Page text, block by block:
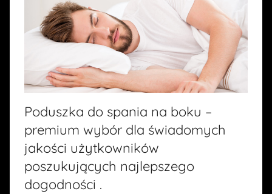
Poduszka do spania na boku –
premium wybór dla świadomych
jakości użytkowników
poszukujących najlepszego
dogodności .